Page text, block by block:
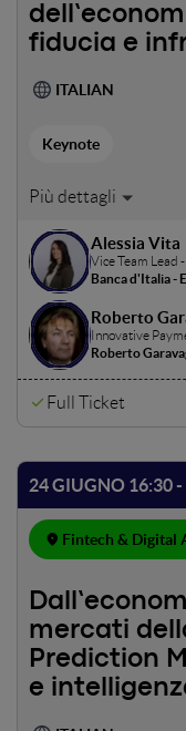
fiducia e
ITALIAN
Keynote
Intervista ad Alessia
Alessia Vita
Vice Team Lead
Banca d'Italia -
Roberto
Innovative
Roberto
Full Ticket
24 GIUGNO 16:30
Fintech & Digital
mercati
Prediction
e